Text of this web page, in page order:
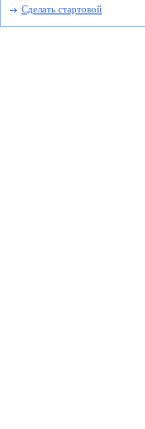
Сделать стартовой